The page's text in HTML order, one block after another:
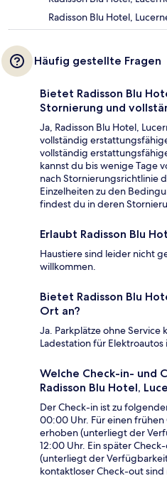
Radisson Blu Hotel,
Häufig gestellte Fragen
Bietet Radisson Blu
Stornierung und
Ja, Radisson Blu Hotel,
vollständig
vollständig
kannst du bis wenige Tage
nach Stornierungsrichtlinie
Einzelheiten zu den
findest du in deren
Erlaubt Radisson Blu
Haustiere sind leider nicht
willkommen.
Bietet Radisson Blu
Ort an?
Ja. Parkplätze ohne Service
Ladestation für
Welche Check-in- und
Radisson Blu Hotel,
Der Check-in ist zu
00:00 Uhr. Für einen
erhoben (unterliegt der
12:00 Uhr. Ein später
(unterliegt der
kontaktloser Check-out sind